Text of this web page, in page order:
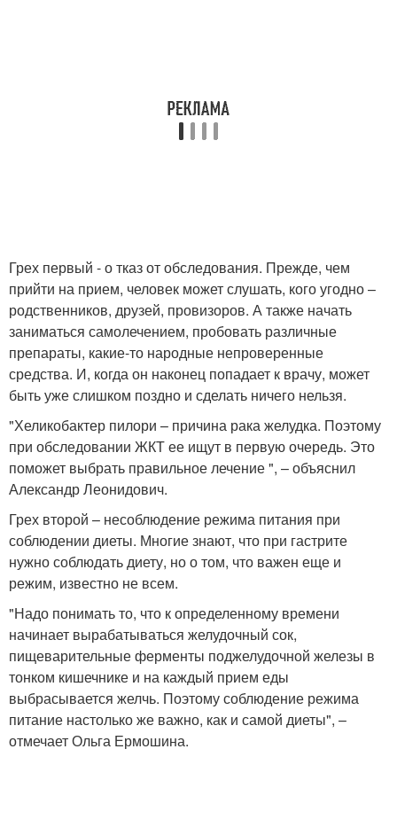
Грех первый - о тказ от обследования. Прежде, чем
прийти на прием, человек может слушать, кого угодно –
родственников, друзей, провизоров. А также начать
заниматься самолечением, пробовать различные
препараты, какие-то народные непроверенные
средства. И, когда он наконец попадает к врачу, может
быть уже слишком поздно и сделать ничего нельзя.
"Хеликобактер пилори – причина рака желудка. Поэтому
при обследовании ЖКТ ее ищут в первую очередь. Это
поможет выбрать правильное лечение ", – объяснил
Александр Леонидович.
Грех второй – несоблюдение режима питания при
соблюдении диеты. Многие знают, что при гастрите
нужно соблюдать диету, но о том, что важен еще и
режим, известно не всем.
"Надо понимать то, что к определенному времени
начинает вырабатываться желудочный сок,
пищеварительные ферменты поджелудочной железы в
тонком кишечнике и на каждый прием еды
выбрасывается желчь. Поэтому соблюдение режима
питание настолько же важно, как и самой диеты", –
отмечает Ольга Ермошина.